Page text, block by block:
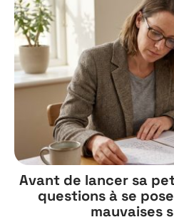
Avant de lancer sa
questions à se
mauvaises